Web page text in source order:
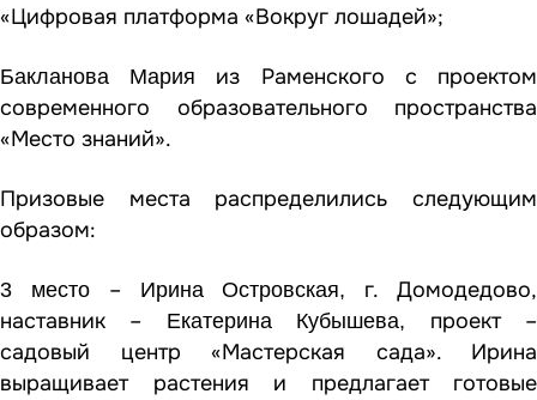
«Цифровая платформа «Вокруг лошадей»;
Бакланова Мария из Раменского с проектом
современного образовательного пространства
«Место знаний».
Призовые места распределились следующим
образом:
3 место– Ирина Островская, г. Домодедово,
наставник –
Екатерина Кубышева, проект –
садовый центр «Мастерская сада». Ирина
выращивает растения и предлагает готовые